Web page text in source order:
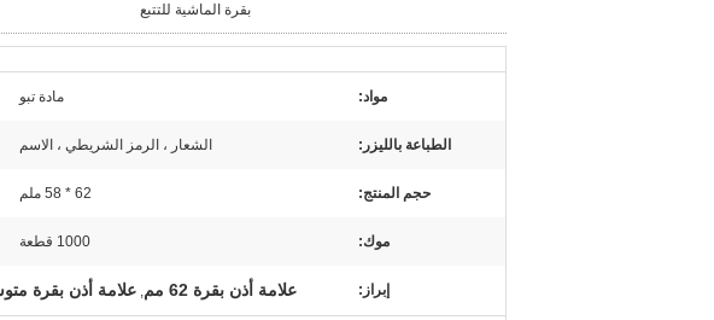
بقرة الماشية للتتبع
مواد: مادة تبو
الطباعة بالليزر: الشعار ، الرمز الشريطي ، الاسم
حجم المنتج: 62 * 58 ملم
موك: 1000 قطعة
إبراز: علامة أذن بقرة 62 مم , علامة أذن بقرة